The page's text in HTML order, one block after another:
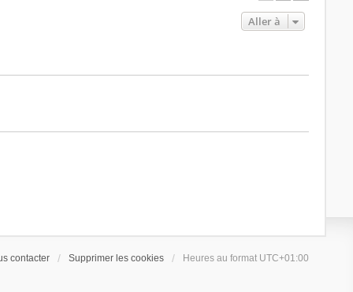
Aller à
contacter Supprimer les cookies Heures au format UTC+01:00